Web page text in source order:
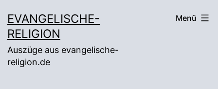
Inhalt
springen
EVANGELISCHE-
RELIGION
Auszüge aus evangelische-
religion.de
Menü